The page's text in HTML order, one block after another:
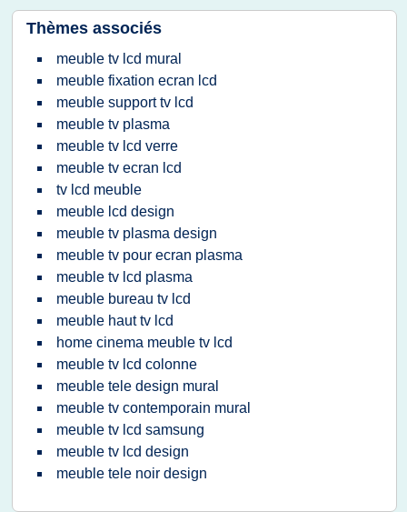
Thèmes associés
meuble tv lcd mural
meuble fixation ecran lcd
meuble support tv lcd
meuble tv plasma
meuble tv lcd verre
meuble tv ecran lcd
tv lcd meuble
meuble lcd design
meuble tv plasma design
meuble tv pour ecran plasma
meuble tv lcd plasma
meuble bureau tv lcd
meuble haut tv lcd
home cinema meuble tv lcd
meuble tv lcd colonne
meuble tele design mural
meuble tv contemporain mural
meuble tv lcd samsung
meuble tv lcd design
meuble tele noir design